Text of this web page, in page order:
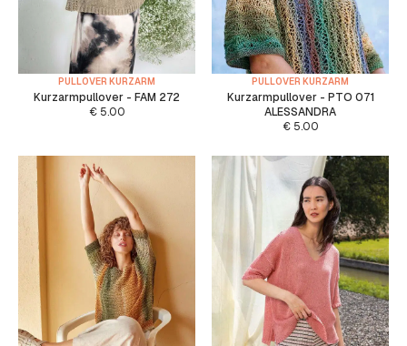
PULLOVER KURZARM
Kurzarmpullover - FAM 272
€5.00
PULLOVER KURZARM
Kurzarmpullover - PTO 071
ALESSANDRA
€5.00